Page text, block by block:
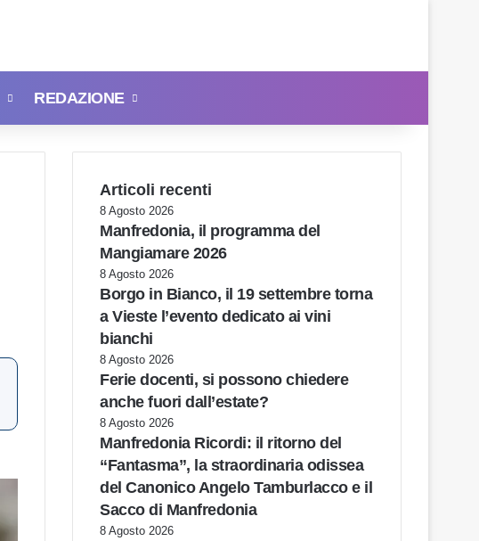
REDAZIONE
Articoli recenti
8 Agosto 2026
Manfredonia, il programma del
Mangiamare 2026
8 Agosto 2026
Borgo in Bianco, il 19 settembre torna
a Vieste l’evento dedicato ai vini
bianchi
8 Agosto 2026
Ferie docenti, si possono chiedere
anche fuori dall’estate?
8 Agosto 2026
Manfredonia Ricordi: il ritorno del
“Fantasma”, la straordinaria odissea
del Canonico Angelo Tamburlacco e il
Sacco di Manfredonia
8 Agosto 2026